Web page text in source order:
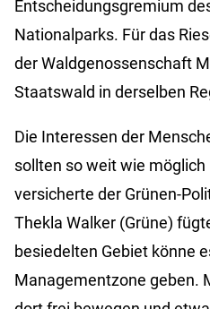
Entscheidungsgremium
Nationalparks. Für das
der Waldgenossenschaft
Staatswald in derselben
Die Interessen der
sollten so weit wie
versicherte der Grünen-
Thekla Walker (Grüne)
besiedelten Gebiet könne
Managementzone geben.